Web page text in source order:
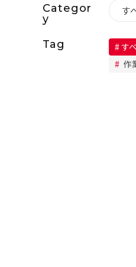
Categor
y
す
Tag す
作